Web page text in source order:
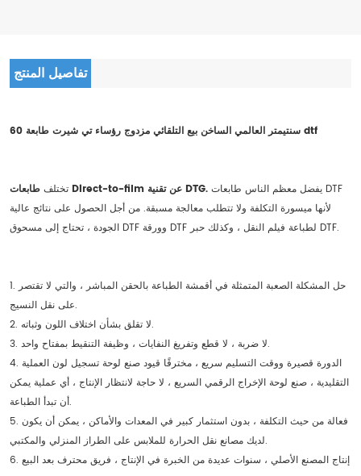
تفاصيل المنتج
60 سنتيمتر العالمي الساخن بيع التلقائي مزدوج رؤساء تي شيرت طابعة dtf
تختلف طابعات Direct-to-film عن تقنية DTG. يفضل معظم الناس طابعات DTF
لأنها ميسورة التكلفة ولا تتطلب معالجة مسبقة. من أجل الحصول على نتائج عالية
الجودة ، تحتاج إلى مسحوق DTF وورقة DTF لطباعة فيلم النقل ، وكذلك حبر DTF.
1. حل المشكلة الصعبة المتمثلة في أقمشة الطباعة بالحقن المباشر ، والتي لا تقتصر
على نقل النسيج.
2. لا تقلق بشأن اختلاف اللون وثباته.
3. لا ضربة ، لا قطع وتفريغ النفايات ، وظيفة التنقيط بمفتاح واحد.
4. الدورة قصيرة ووقت التسليم سريع ، مخترقًا قيود صنع لوحة تسجيل لون العملية
التقليدية ، صنع لوحة الإخراج الرقمي السريع ، لا حاجة لانتظار الإنتاج ، أي عملية يمكن
أن تبدأ الطباعة.
5. فعالة من حيث التكلفة ، بدون استثمار كبير في المعدات والأماكن ، يمكن أن يكون
لديك مصانع نقل الحرارة للملابس على الطراز المنزلي والمكتبي.
6. إنتاج المصنع الأصلي ، سنوات عديدة من الخبرة في الإنتاج ، فريق محترف بعد البيع